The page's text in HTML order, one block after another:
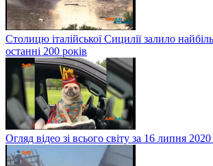
Столицю італійської Сицилії залило
останні 200 років
Огляд відео зі всього світу за 16 липня